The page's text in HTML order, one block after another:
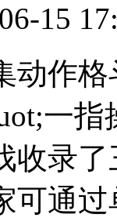
15
动作
一
收录
可通